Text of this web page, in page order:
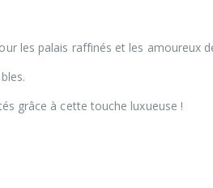
les palais raffinés et les amoureux
grâce à cette touche luxueuse !